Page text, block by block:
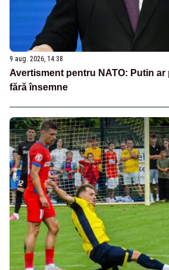
9 aug. 2026, 14:38
Avertisment pentru NATO: Putin
fără însemne